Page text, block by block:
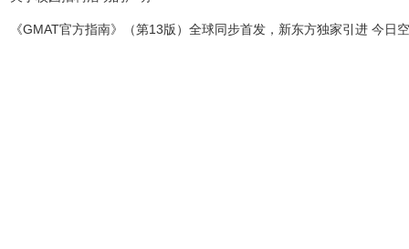
《GMAT官方指南》（第13版）全球同步首发，新东方独家引进 今日